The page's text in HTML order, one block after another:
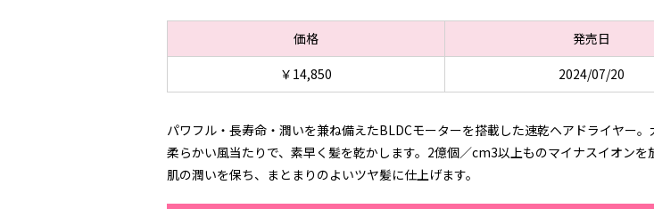
価格
発売日
￥14,850
2024/07/20
パワフル・長寿命・潤いを兼ね備えたBLDCモーターを搭載した速乾ヘアドライヤー。
柔らかい風当たりで、素早く髪を乾かします。2億個／cm3以上ものマイナスイオンを
肌の潤いを保ち、まとまりのよいツヤ髪に仕上げます。